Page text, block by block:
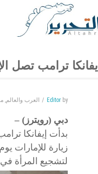
إيفانكا ترامب تصل
by
Editor العرب والعالم,
دبي (رويترز) –
بدأت إيفانكا
زيارة للإمارات
لتشجيع المرأة